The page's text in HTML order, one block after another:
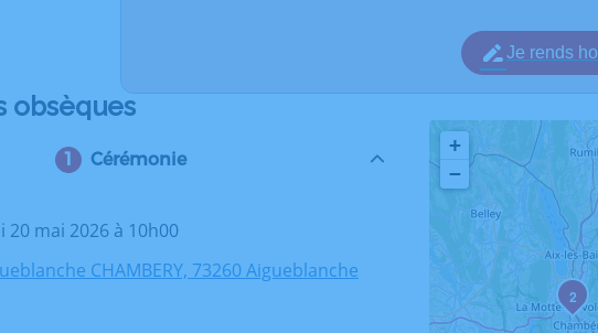
Je rends
obsèques
Cérémonie
20 mai 2026 à 10h00
CHAMBERY, 73260 Aigueblanche
2
+
−